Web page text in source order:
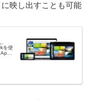
映し出すことも可能
を使